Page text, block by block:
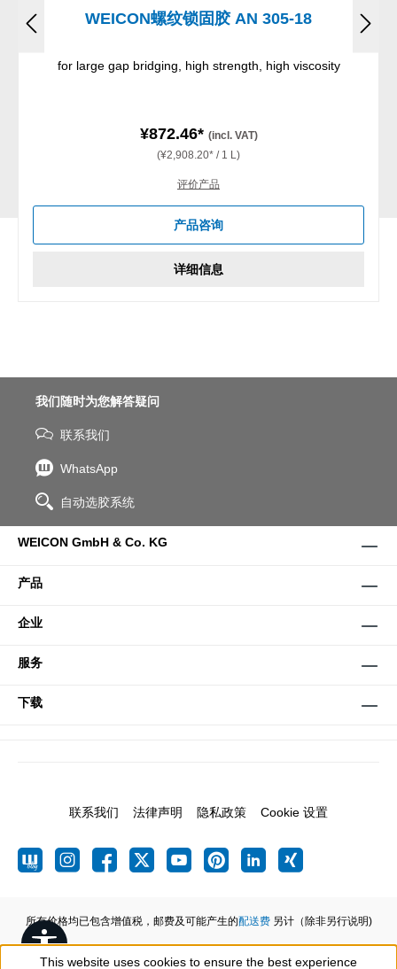
WEICON螺纹锁固胶 AN 305-18
for large gap bridging, high strength, high viscosity
¥872.46* (incl. VAT)
(¥2,908.20* / 1 L)
评价产品
产品咨询
详细信息
我们随时为您解答疑问
联系我们
WhatsApp
自动选胶系统
WEICON GmbH & Co. KG
产品
企业
服务
下载
联系我们 法律声明 隐私政策 Cookie 设置
所有价格均已包含增值税，邮费及可能产生的配送费另计（除非另行说明)
Show toolbar
This website uses cookies to ensure the best experience